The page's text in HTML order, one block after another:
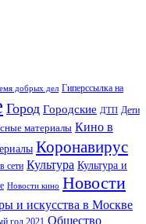
добрых дел Гиперссылка на
Город Городские ДТП Дети
материалы Кино в
Коронавирус
сети Культура Культура и
Новости кино Новости
и искусства в Москве
Общество